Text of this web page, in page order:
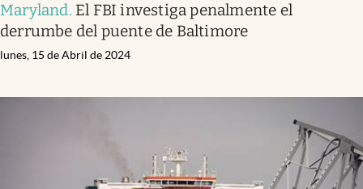
Maryland. El FBI investiga penalmente el
derrumbe del puente de Baltimore
lunes, 15 de Abril de 2024